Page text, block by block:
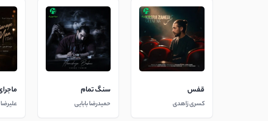
قفس
کسری زاهدی
سنگ تمام
حمیدرضا بابایی